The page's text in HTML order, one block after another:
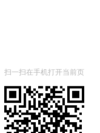
扫一扫在手机打开当前页